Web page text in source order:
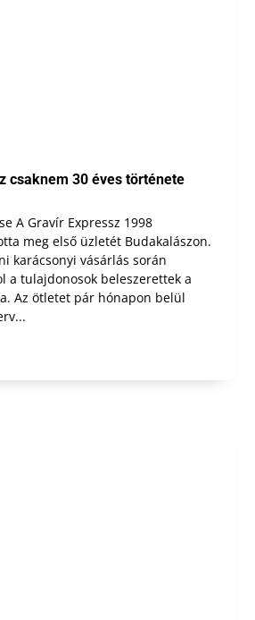
csaknem 30 éves története
A Gravír Expressz 1998
meg első üzletét Budakalászon.
karácsonyi vásárlás során
a tulajdonosok beleszerettek a
Az ötletet pár hónapon belül